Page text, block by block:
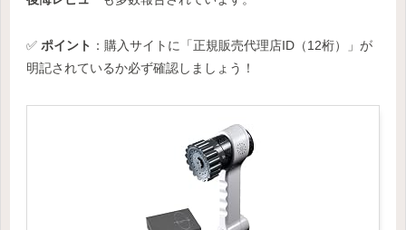
✅ ポイント ：購入サイトに「正規販売代理店ID（12桁）」が
明記されているか必ず確認しましょう！